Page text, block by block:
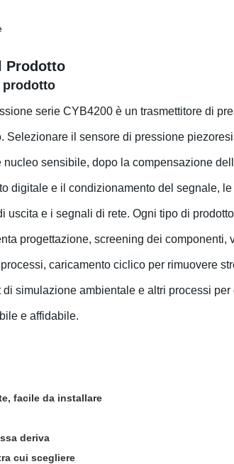
Prodotto
prodotto
serie CYB4200 è un trasmettitore di
Selezionare il sensore di pressione
nucleo sensibile, dopo la compensazione
digitale e il condizionamento del segnale,
uscita e i segnali di rete. Ogni tipo di
progettazione, screening dei componenti,
caricamento ciclico per rimuovere
di simulazione ambientale e altri processi per
e affidabile.
facile da installare
deriva
cui scegliere